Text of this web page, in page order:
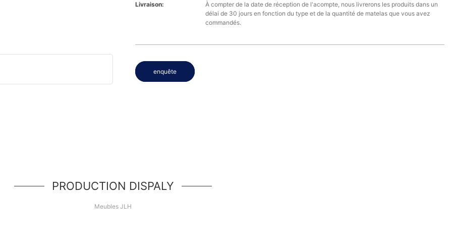
Livraison:
À compter de la date de réception de l'acompte, nous livrerons les produits dans un
délai de 30 jours en fonction du type et de la quantité de matelas que vous avez
commandés.
enquête
PRODUCTION DISPALY
Meubles JLH